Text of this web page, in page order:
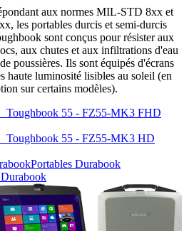
aux normes MIL-STD 8xx et
les portables durcis et semi-durcis
sont conçus pour résister aux
aux chutes et aux infiltrations d'eau
poussières. Ils sont équipés d'écrans
haute luminosité lisibles au soleil (en
sur certains modèles).
55 - FZ55-MK3 FHD
55 - FZ55-MK3 HD
Portables Durabook